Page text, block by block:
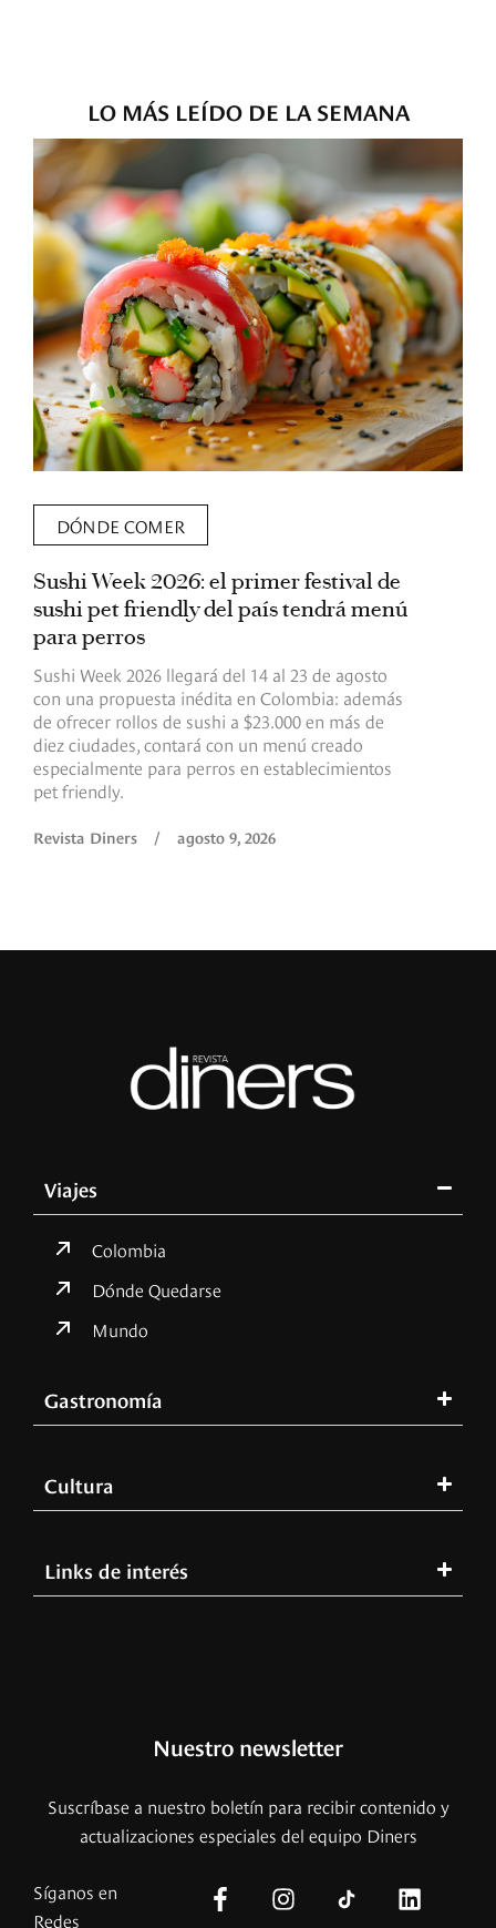
LO MÁS LEÍDO DE LA SEMANA
DÓNDE COMER
Sushi Week 2026: el primer festival de
sushi pet friendly del país tendrá menú
para perros
Sushi Week 2026 llegará del 14 al 23 de agosto
con una propuesta inédita en Colombia: además
de ofrecer rollos de sushi a $23.000 en más de
diez ciudades, contará con un menú creado
especialmente para perros en establecimientos
pet friendly.
Revista Diners / agosto 9, 2026
Viajes
Colombia
Dónde Quedarse
Mundo
Gastronomía
Cultura
Links de interés
Nuestro newsletter
Suscríbase a nuestro boletín para recibir contenido y
actualizaciones especiales del equipo Diners
Síganos en
Redes